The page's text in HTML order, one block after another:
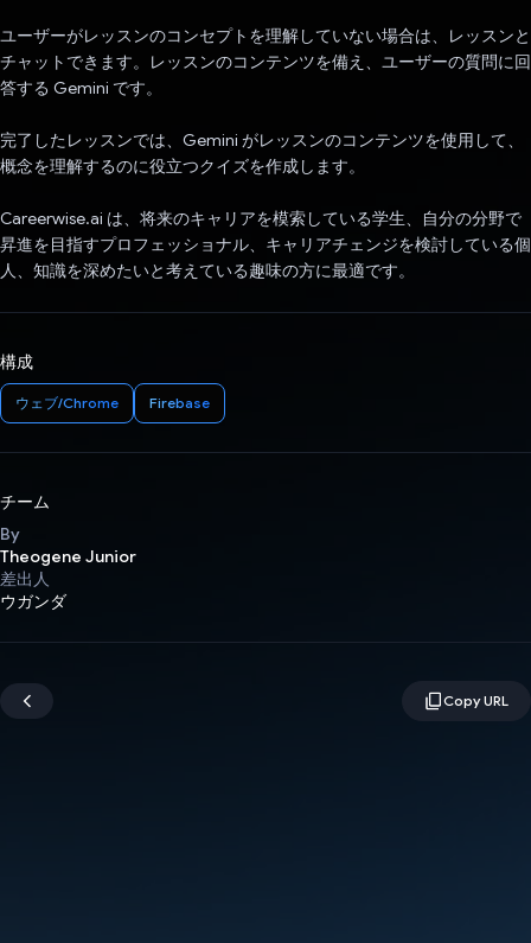
ユーザーがレッスンのコンセプトを理解していない場合は、レッスンと
チャットできます。レッスンのコンテンツを備え、ユーザーの質問に回
答する Gemini です。
完了したレッスンでは、Gemini がレッスンのコンテンツを使用して、
概念を理解するのに役立つクイズを作成します。
Careerwise.ai は、将来のキャリアを模索している学生、自分の分野で
昇進を目指すプロフェッショナル、キャリアチェンジを検討している個
人、知識を深めたいと考えている趣味の方に最適です。
構成
ウェブ/Chrome Firebase
チーム
By
Theogene Junior
差出人
ウガンダ